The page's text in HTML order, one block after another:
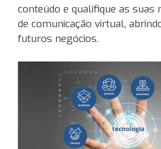
conteúdo e qualifique as suas
de comunicação virtual,
futuros negócios.